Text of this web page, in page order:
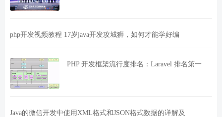
php开发视频教程 17岁java开发攻城狮，如何才能学好编
PHP 开发框架流行度排名：Laravel 排名第一
Java的微信开发中使用XML格式和JSON格式数据的详解及